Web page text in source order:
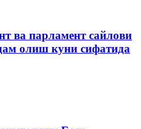
ва парламент сайлови
олиш куни сифатида